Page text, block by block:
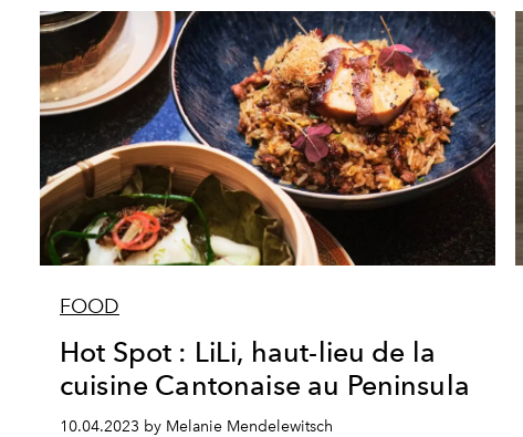
FOOD
Hot Spot : LiLi, haut-lieu de la
cuisine Cantonaise au Peninsula
10.04.2023 by Melanie Mendelewitsch